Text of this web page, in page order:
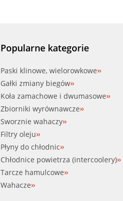
Popularne kategorie
Paski klinowe, wielorowkowe
Gałki zmiany biegów
Koła zamachowe i dwumasowe
Zbiorniki wyrównawcze
Sworznie wahaczy
Filtry oleju
Płyny do chłodnic
Chłodnice powietrza (intercoolery)
Tarcze hamulcowe
Wahacze